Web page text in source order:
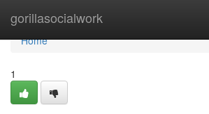
gorillasocialwork
Home
Home
1